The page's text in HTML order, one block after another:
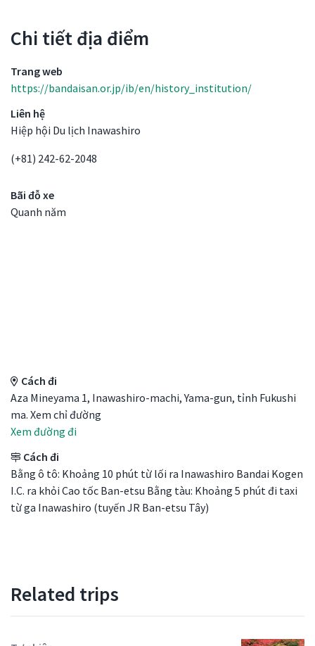
Chi tiết địa điểm
Trang web
https://bandaisan.or.jp/ib/en/history_institution/
Liên hệ
Hiệp hội Du lịch Inawashiro
(+81) 242-62-2048
Bãi đỗ xe
Quanh năm
Cách đi
Aza Mineyama 1, Inawashiro-machi, Yama-gun, tỉnh Fukushi
ma. Xem chỉ đường
Xem đường đi
Cách đi
Bằng ô tô: Khoảng 10 phút từ lối ra Inawashiro Bandai Kogen
I.C. ra khỏi Cao tốc Ban-etsu Bằng tàu: Khoảng 5 phút đi taxi
từ ga Inawashiro (tuyến JR Ban-etsu Tây)
Related trips